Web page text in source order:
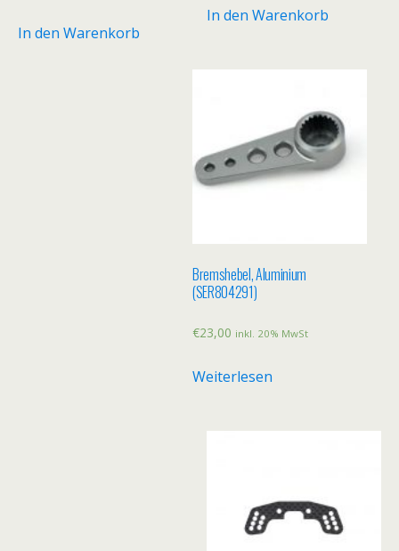
In den Warenkorb
In den Warenkorb
Bremshebel, Aluminium
(SER804291)
€23,00 inkl. 20% MwSt
Weiterlesen